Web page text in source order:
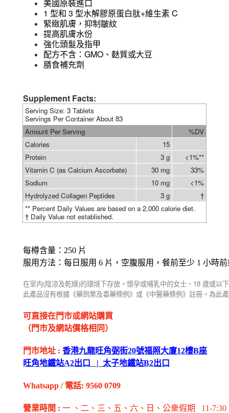
美國原裝進口
1 型和 3 型水解膠原蛋白肽+維生素 C
緊緻肌膚，抑制皺紋
提高肌膚水份
強化頭髮及指甲
配方不含： GMO 、麩質或大豆
膳食補充劑
Supplement Facts:
Serving Size: 3 Tablets
Servings Per Container About 83
Amount Per Serving
%DV
Calories
15
Protein
3 g
<1%**
Vitamin C (as Calcium Ascorbate)
30 mg
33%
Sodium
10 mg
<1%
Hydrolyzed Collagen Peptides
3 g
†
** Percent Daily Values are based on a 2,000 calorie diet.
† Daily Value not established.
每樽含量： 250 片
服用方法：每日服用 6 片，空腹服用，餐前至少 1 小時
在室内(陰涼及乾燥)的環境下存放。懷孕或哺乳中的女士、 18 歲或以
此產品沒有根據《藥劑業及毒藥條例》或《中醫藥條例》註冊。為此
可直接在門市或網站購買
（門市及網站價格相同）
門市地址 : 香港九龍旺角弼街20號福照大廈12樓B座
旺角地鐵站A2出 口 | 太子地鐵站B2出 口
Whatsapp / 電話: 9560 0709
營業時間 : 一 、二、三、五 、六 、日 、公衆假期
11-7:30